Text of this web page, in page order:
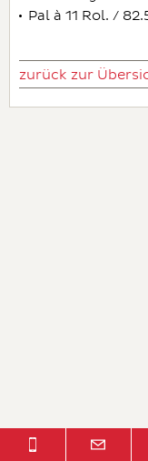
Pal à 11 Rol. /
zurück zur